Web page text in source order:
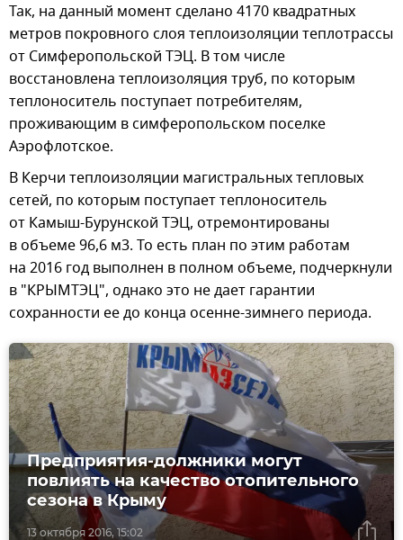
Так, на данный момент сделано 4170 квадратных
метров покровного слоя теплоизоляции теплотрассы
от Симферопольской ТЭЦ. В том числе
восстановлена теплоизоляция труб, по которым
теплоноситель поступает потребителям,
проживающим в симферопольском поселке
Аэрофлотское.
В Керчи теплоизоляции магистральных тепловых
сетей, по которым поступает теплоноситель
от Камыш-Бурунской ТЭЦ, отремонтированы
в объеме 96,6 м3. То есть план по этим работам
на 2016 год выполнен в полном объеме, подчеркнули
в "КРЫМТЭЦ", однако это не дает гарантии
сохранности ее до конца осенне-зимнего периода.
13 октября 2016, 15:02
Предприятия-должники могут
повлиять на качество отопительного
сезона в Крыму